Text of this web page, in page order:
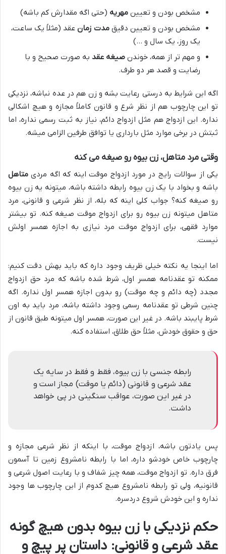
مشخص بودن و تعیین مهریه (حتی اگه مقدارش کم باشه)
مشخص بودن و تعیین دقیق مدت زمان عقد (مثلاً یک ساعت،
یک روز، یک سال و …)
و مهم تر از همه، خوندن صیغه عقد به صورت صحیح و با
رضایت و قصد هر دو طرف.
اگه این شرایط به درستی رعایت بشه و زن هم در عده نباشه، نزدیکی
تو این چارچوب هم از نظر شرع و قانون کاملاً مجازه و هیچ اشکالی
نداره. این ازدواج هم مثل ازدواج دائم، نیاز به ثبت رسمی نداره، اما
ثبتش در برخی موارد مثل بارداری یا توافق طرفین الزامی میشه.
وقتی مرد متاهل، زن بیوه رو صیغه می کنه
یکی از سوالات رایج در مورد ازدواج موقت اینه که اگه مردی متاهل
باشه و بخواد با یک زن بیوه رابطه داشته باشه، میتونه یه زن بیوه
رو صیغه کنه؟ جواب کلی اینه که بله، از نظر شرعی و قانونی، مرد
متاهل میتونه زن بیوه رو برای ازدواج موقت صیغه کنه. تو بیشتر
موارد فقهی، برای ازدواج موقت مرد نیازی به اجازه همسر اولش
نیست.
اما اینجا یه نکته خیلی ظریف وجود داره که باید بهش دقت کنیم:
ممکنه تو عقدنامه همسر اول، شرط شده باشه که مرد حق ازدواج
مجدد (چه دائم و چه موقت) رو بدون اجازه همسر اول نداره. اگه
چنین شرطی تو عقدنامه رسمی وجود داشته باشه، مرد باید به اون
شرط پایبند باشه. در غیر این صورت، همسر اول میتونه طبق قانون از
حق و حقوق خودش، مثلاً حق طلاق، استفاده کنه.
رابطه جنسی با زن بیوه، فقط و فقط در سایه یک
عقد شرعی و قانونی (دائم یا موقت) مجاز است و
در غیر این صورت، عواقب سنگینی در پی خواهد
داشت.
پس یادتون باشه، ازدواج موقت، با اینکه از نظر شرعی مجازه و
چارچوب خاص خودشو داره، اما با رابطه نامشروع زمین تا آسمون
فرق داره. تو ازدواج موقت، همه چیز شفاف و با رعایت اصول شرعی و
قانونیه، ولی تو رابطه نامشروع هیچ کدوم از این چارچوب ها وجود
نداره و این خودش شروع دردسره.
حکم نزدیکی با زن بیوه بدون هیچ گونه
عقد شرعی و قانونی: داستان پر پیچ و